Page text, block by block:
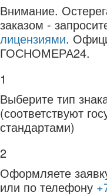
Внимание.
заказом -
лицензиями.
ГОСНОМЕРА24.
1
Выберите тип
(соответствуют
стандартами)
2
Оформляете
или по телефону